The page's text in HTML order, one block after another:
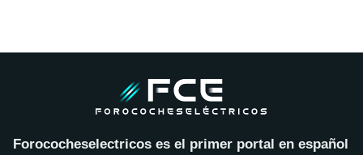
Forococheselectricos es el primer portal en español